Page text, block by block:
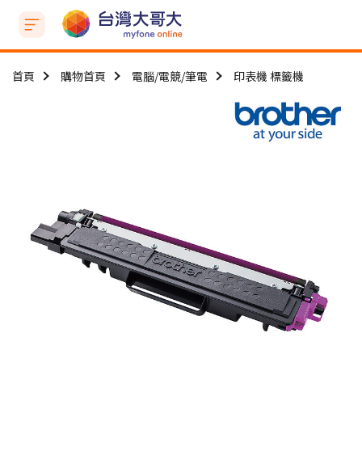
首頁 購物首頁 電腦/電競/筆電 印表機 標籤機